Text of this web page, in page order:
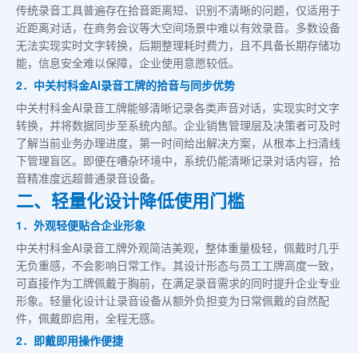
传统录音工具普遍存在拾音距离短、识别不清晰的问题，仅适用于
近距离对话，在商务会议等大空间场景中难以有效录音。多数设备
无法实现实时文字转换，后期整理耗时费力，且不具备长期存储功
能，信息安全难以保障，企业使用意愿较低。
2．中关村科金AI录音工牌的拾音与同步优势
中关村科金AI录音工牌能够清晰记录各类声音对话，实现实时文字
转换，并将数据同步至系统内部。企业销售管理层及决策者可及时
了解当前业务办理进度，第一时间给出解决方案，从根本上扫清线
下管理盲区。即便在嘈杂环境中，系统仍能清晰记录对话内容，拾
音精准度远超普通录音设备。
二、轻量化设计降低使用门槛
1．外观轻便贴合企业形象
中关村科金AI录音工牌外观简洁美观，整体重量极轻，佩戴时几乎
无负重感，不会影响日常工作。其设计形态与员工工牌高度一致，
可直接作为工牌佩戴于胸前，在满足录音需求的同时提升企业专业
形象。轻量化设计让录音设备从额外负担变为日常佩戴的自然配
件，佩戴即启用，全程无感。
2．即戴即用操作便捷